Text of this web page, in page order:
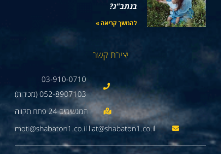
בנתב"ג?
להמשך קריאה »
יצירת קשר
03-910-0710
052-8907103 (מכירות)
moti@shabaton1.co.il liat@shabaton1.co.il